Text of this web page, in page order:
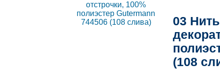
03
(108